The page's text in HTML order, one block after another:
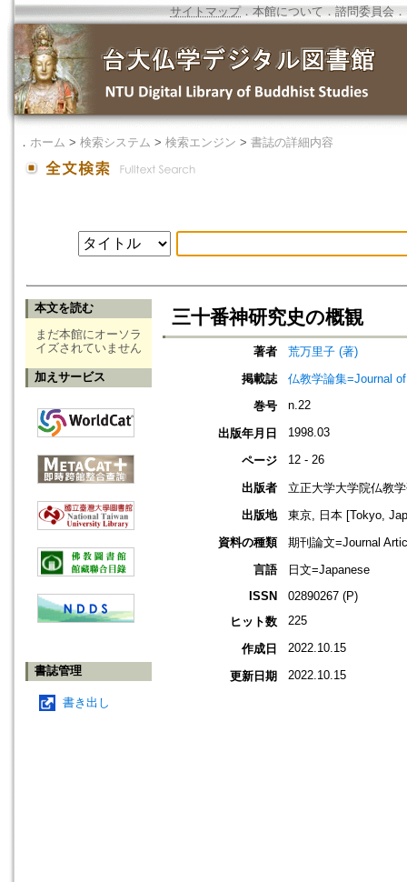
サイトマップ．本館について ． 諮問委員会 ．
． ホーム > 検索システム > 検索エンジン > 書誌の詳細内容
本文を読む
まだ本館にオーソラ
イズされていません
加えサービス
書誌管理
書き出し
三十番神研究史の概観
著者
荒万里子 (著)
掲載誌
仏教学論集=Journal
巻号
n.22
出版年月日 1998.03
ページ 12 - 26
出版者
立正大学大学院仏教
出版地
東京, 日本 [Tokyo,
資料の種類
期刊論文=Journal
言語
日文=Japanese
ISSN
02890267 (P)
ヒット数
225
作成日 2022.10.15
更新日期 2022.10.15